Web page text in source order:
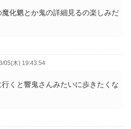
化魍とか鬼の詳細見るの楽しみだ
05(木) 19:43:54
くと響鬼さんみたいに歩きたくな